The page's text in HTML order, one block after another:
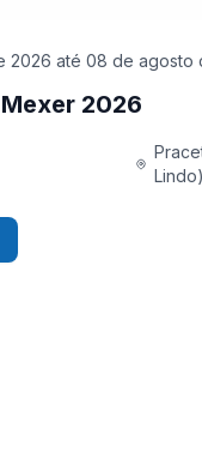
2026 até 08 de agosto
2026